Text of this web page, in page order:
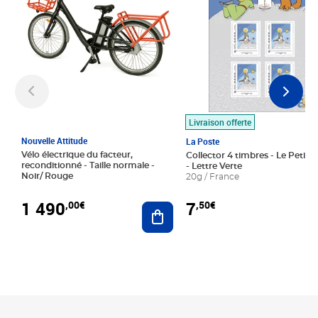
Nouvelle Attitude
Vélo électrique du facteur,
reconditionné - Taille normale -
Noir/ Rouge
1 490,00€ Ajouter au panier
Livraison offerte
La Poste
Collector 4 timbres - Le Petit
- Lettre Verte
20g / France
7,50€